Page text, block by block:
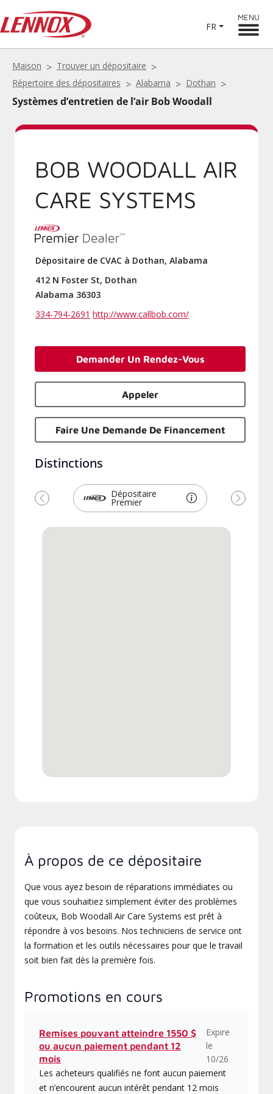
FR
MENU
Maison
Trouver un dépositaire
Répertoire des dépositaires
Alabama Dothan
Systèmes d’entretien de l’air Bob Woodall
BOB WOODALL AIR
CARE SYSTEMS
Dépositaire de CVAC à Dothan, Alabama
412 N Foster St, Dothan
Alabama 36303
334-794-2691 http://www.callbob.com/
Demander Un Rendez-Vous
Appeler
Faire Une Demande De Financement
Distinctions
Dépositaire
Premier
Précédent Suivant
À propos de ce dépositaire
Que vous ayez besoin de réparations immédiates ou
que vous souhaitiez simplement éviter des problèmes
coûteux, Bob Woodall Air Care Systems est prêt à
répondre à vos besoins. Nos techniciens de service ont
la formation et les outils nécessaires pour que le travail
soit bien fait dès la première fois.
Promotions en cours
Remises pouvant atteindre 1550 $
ou aucun paiement pendant 12
mois
Expire
le
10/26
Les acheteurs qualifiés ne font aucun paiement
et n’encourent aucun intérêt pendant 12 mois